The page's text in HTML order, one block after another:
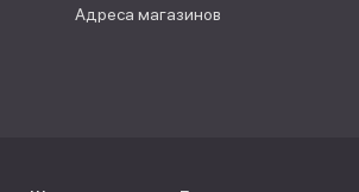
Адреса магазинов